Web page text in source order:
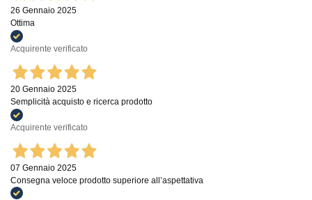
26 Gennaio 2025
Ottima
Acquirente verificato
20 Gennaio 2025
Semplicità acquisto e ricerca prodotto
Acquirente verificato
07 Gennaio 2025
Consegna veloce prodotto superiore all’aspettativa